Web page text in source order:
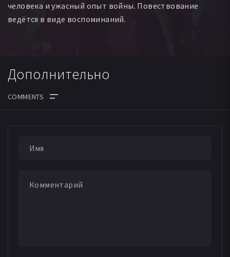
человека и ужасный опыт войны. Повествование
ведётся в виде воспоминаний.
Дополнительно